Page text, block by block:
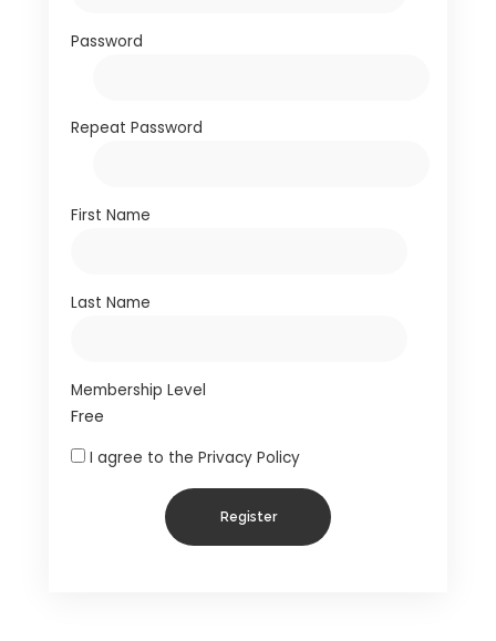
Password
Repeat Password
First Name
Last Name
Membership Level
Free
I agree to the Privacy Policy
Register